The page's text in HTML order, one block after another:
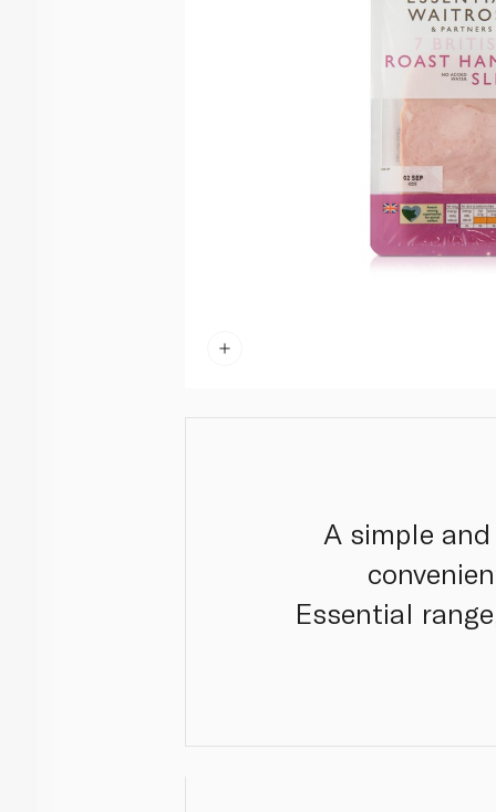
A simple
Essential